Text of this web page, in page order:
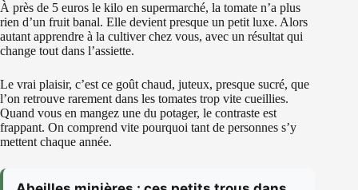
À près de 5 euros le kilo en supermarché, la tomate n’a plus
rien d’un fruit banal. Elle devient presque un petit luxe. Alors
autant apprendre à la cultiver chez vous, avec un résultat qui
change tout dans l’assiette.
Le vrai plaisir, c’est ce goût chaud, juteux, presque sucré, que
l’on retrouve rarement dans les tomates trop vite cueillies.
Quand vous en mangez une du potager, le contraste est
frappant. On comprend vite pourquoi tant de personnes s’y
mettent chaque année.